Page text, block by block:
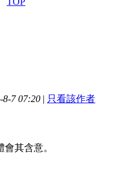
8-7 07:20 | 只看該作者
其含意。